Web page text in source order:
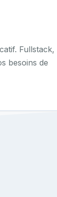
Fullstack,
besoins de